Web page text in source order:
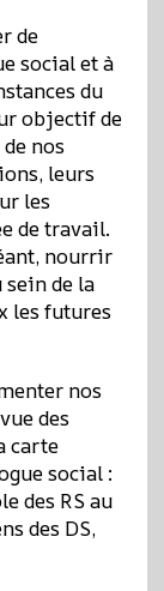
de
social et à
du
objectif de
nos
leurs
les
de travail.
nourrir
de la
les futures
nos
des
carte
social :
des RS au
des DS,